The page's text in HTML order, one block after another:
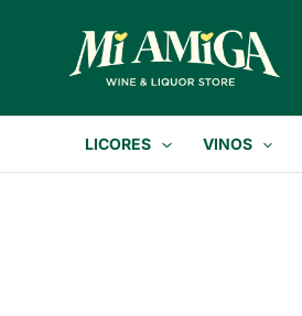
contenido
LICORES VINOS